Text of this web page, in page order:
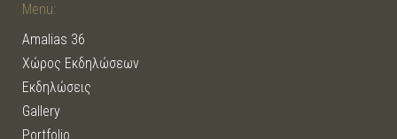
Menu:
Amalias 36
Χώρος Εκδηλώσεων
Εκδηλώσεις
Gallery
Portfolio